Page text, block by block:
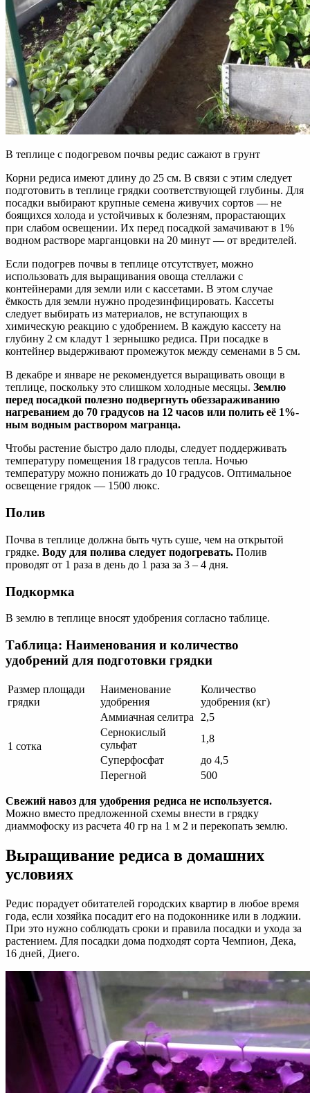
В теплице с подогревом почвы редис сажают в грунт
Корни редиса имеют длину до 25 см. В связи с этим следует
подготовить в теплице грядки соответствующей глубины. Для
посадки выбирают крупные семена живучих сортов — не
боящихся холода и устойчивых к болезням, прорастающих
при слабом освещении. Их перед посадкой замачивают в 1%
водном растворе марганцовки на 20 минут — от вредителей.
Если подогрев почвы в теплице отсутствует, можно
использовать для выращивания овоща стеллажи с
контейнерами для земли или с кассетами. В этом случае
ёмкость для земли нужно продезинфицировать. Кассеты
следует выбирать из материалов, не вступающих в
химическую реакцию с удобрением. В каждую кассету на
глубину 2 см кладут 1 зернышко редиса. При посадке в
контейнер выдерживают промежуток между семенами в 5 см.
В декабре и январе не рекомендуется выращивать овощи в
теплице, поскольку это слишком холодные месяцы. Землю
перед посадкой полезно подвергнуть обеззараживанию
нагреванием до 70 градусов на 12 часов или полить её 1%-
ным водным раствором магранца.
Чтобы растение быстро дало плоды, следует поддерживать
температуру помещения 18 градусов тепла. Ночью
температуру можно понижать до 10 градусов. Оптимальное
освещение грядок — 1500 люкс.
Полив
Почва в теплице должна быть чуть суше, чем на открытой
грядке. Воду для полива следует подогревать. Полив
проводят от 1 раза в день до 1 раза за 3 – 4 дня.
Подкормка
В землю в теплице вносят удобрения согласно таблице.
Таблица: Наименования и количество
удобрений для подготовки грядки
Размер площади
грядки
Наименование
удобрения
Количество
удобрения (кг)
1 сотка
Аммиачная селитра
2,5
Сернокислый
сульфат
1,8
Суперфосфат
до 4,5
Перегной
500
Свежий навоз для удобрения редиса не используется.
Можно вместо предложенной схемы внести в грядку
диаммофоску из расчета 40 гр на 1 м 2 и перекопать землю.
Выращивание редиса в домашних
условиях
Редис порадует обитателей городских квартир в любое время
года, если хозяйка посадит его на подоконнике или в лоджии.
При это нужно соблюдать сроки и правила посадки и ухода за
растением. Для посадки дома подходят сорта Чемпион, Дека,
16 дней, Диего.